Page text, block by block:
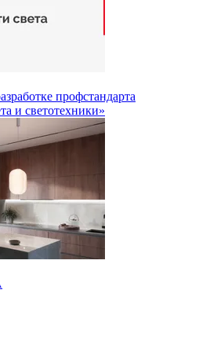
профстандарта
и светотехники»